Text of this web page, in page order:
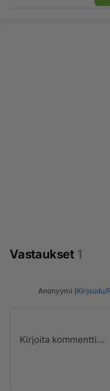
Vastaukset 1
Anonyymi (Kirjaudu/